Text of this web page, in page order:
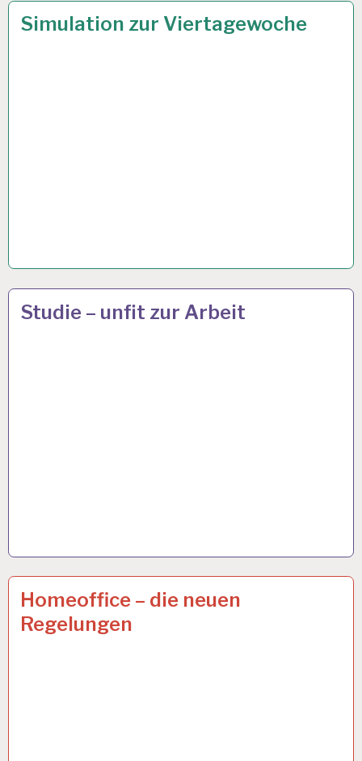
4-
TAGE-
Simulation zur Viertagewoche
14 JULI 2021
50PLUS…
Studie – unfit zur Arbeit
19 APR. 2021
ARBEIT
UND
GESUNDHEIT…
Homeoffice – die neuen
Regelungen
6 APR. 2021